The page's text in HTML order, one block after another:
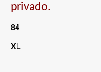
privado.
84
XL